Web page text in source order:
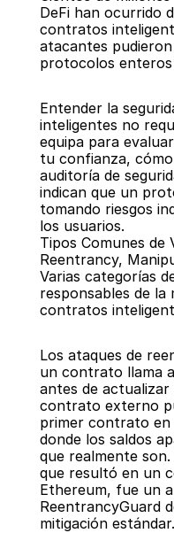
DeFi han ocurrido
contratos
atacantes
protocolos
Entender la
inteligentes no
equipa para
tu confianza,
auditoría de
indican que un
tomando riesgos
los usuarios.
Tipos Comunes de
Reentrancy,
Varias categorías
responsables de la
contratos
Los ataques de
un contrato llama
antes de
contrato externo
primer contrato en
donde los saldos
que realmente son.
que resultó en un
Ethereum, fue un
ReentrancyGuard
mitigación estándar.